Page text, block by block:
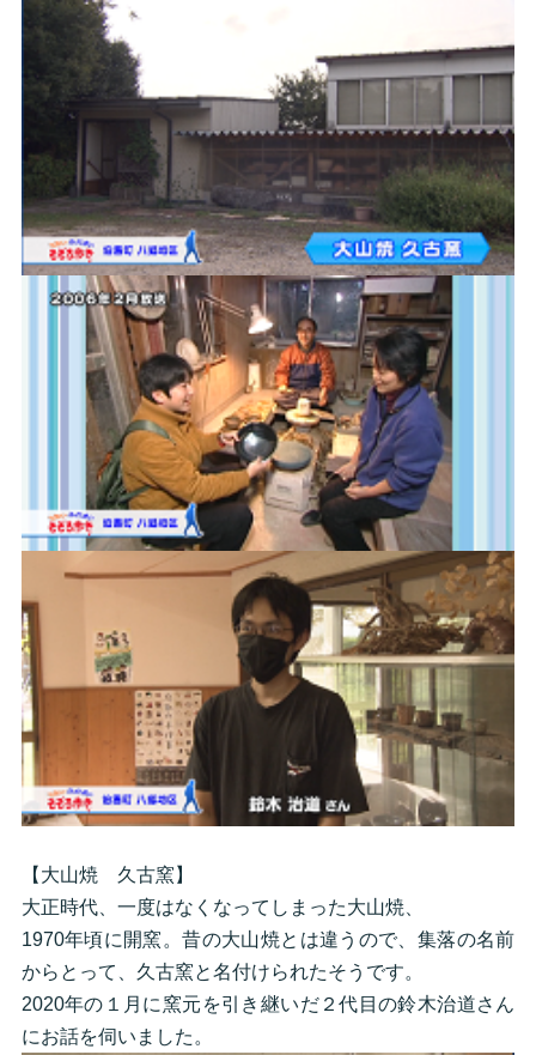
【大山焼 久古窯】
大正時代、一度はなくなってしまった大山焼、
1970年頃に開窯。昔の大山焼とは違うので、集落の名前
からとって、久古窯と名付けられたそうです。
2020年の１月に窯元を引き継いだ２代目の鈴木治道さん
にお話を伺いました。